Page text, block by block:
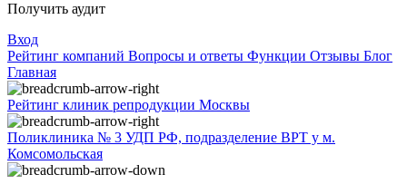
Получить аудит
Вход
Рейтинг компаний Вопросы и ответы Функции Отзывы Блог
Главная
Рейтинг клиник репродукции Москвы
Поликлиника № 3 УДП РФ, подразделение ВРТ у м.
Комсомольская